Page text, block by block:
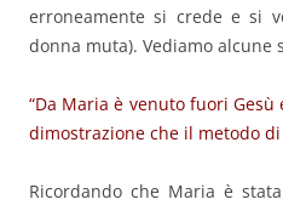
erroneamente si crede e si
donna muta). Vediamo alcune
“Da Maria è venuto fuori
dimostrazione che il metodo
Ricordando che Maria è